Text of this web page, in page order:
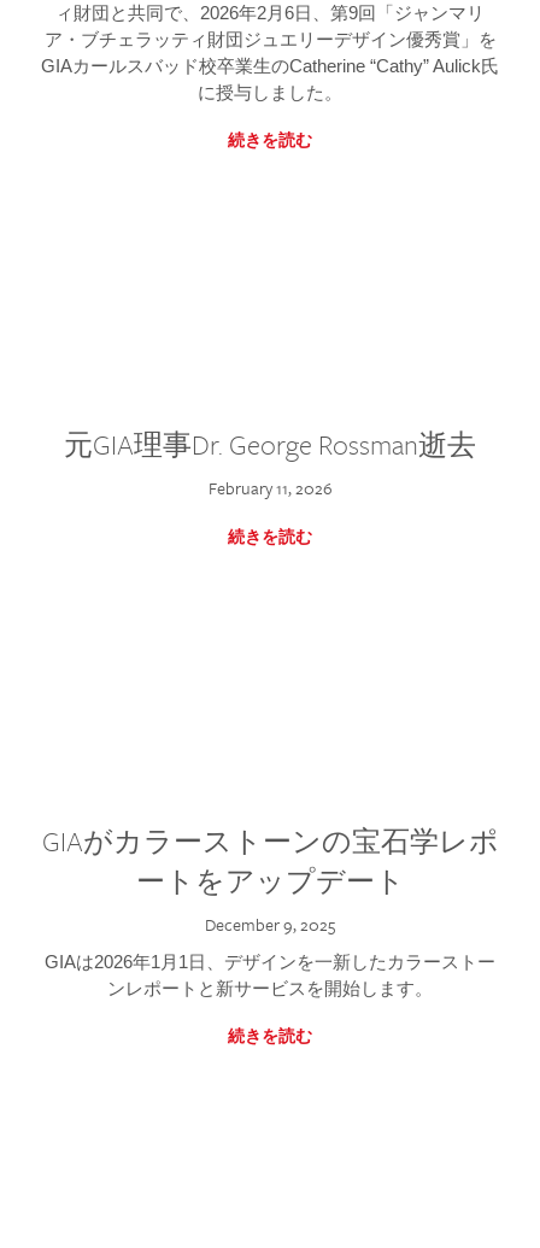
ィ財団と共同で、2026年2月6日、第9回「ジャンマリ
ア・ブチェラッティ財団ジュエリーデザイン優秀賞」を
GIAカールスバッド校卒業生のCatherine “Cathy” Aulick氏
に授与しました。
続きを読む
元GIA理事Dr. George Rossman逝去
February 11, 2026
続きを読む
GIAがカラーストーンの宝石学レポ
ートをアップデート
December 9, 2025
GIAは2026年1月1日、デザインを一新したカラーストー
ンレポートと新サービスを開始します。
続きを読む